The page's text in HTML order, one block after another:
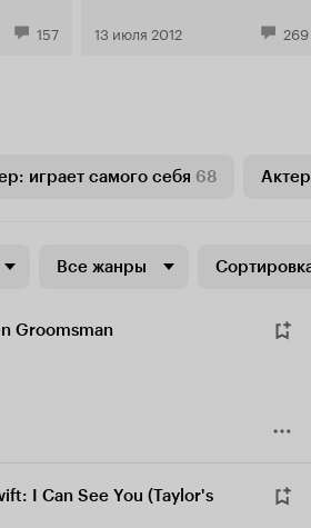
157 13 июля 2012 269
играет самого себя 68
Все жанры
Groomsman
I Can See You (Taylor's